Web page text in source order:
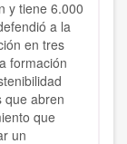
y tiene 6.000
a la
en tres
formación
que abren
que
un